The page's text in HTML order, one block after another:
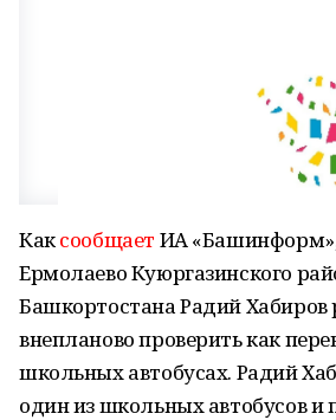
Каксообщает ИА «Башинформ»,
Ермолаево Куюргазинского
Башкортостана Радий
внепланово проверить как
школьных автобусах. Радий
один из школьных автобусов и